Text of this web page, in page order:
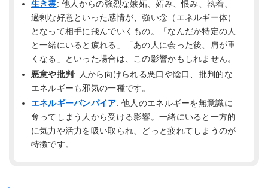
生き霊: 他人からの強烈な嫉妬、妬み、恨み、執着、
過剰な好意といった感情が、強い念（エネルギー体）
となって相手に飛んでいくもの。「なんだか特定の人
と一緒にいると疲れる」「あの人に会った後、肩が重
くなる」といった場合は、この影響かもしれません。
悪意や批判: 人から向けられる悪口や陰口、批判的な
エネルギーも邪気の一種です。
エネルギーバンパイア: 他人のエネルギーを無意識に
奪ってしまう人から受ける影響。一緒にいると一方的
に気力や活力を吸い取られ、どっと疲れてしまうのが
特徴です。